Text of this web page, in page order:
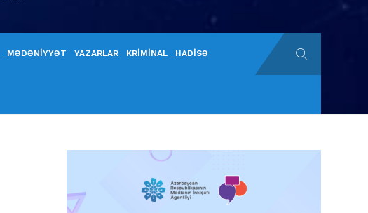
MƏDƏNİYYƏT YAZARLAR KRİMİNAL HADİSƏ